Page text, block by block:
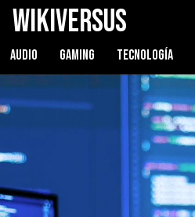
WikiVersus
AUDIO GAMING TECNOLOGÍA